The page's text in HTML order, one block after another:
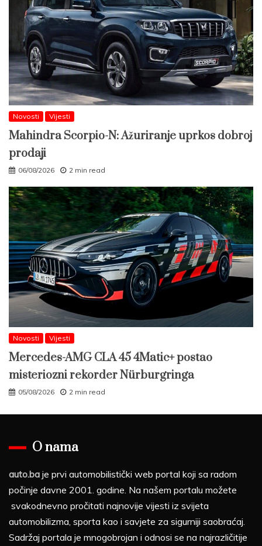
Novosti Vijesti
Mahindra Scorpio-N: Ažuriranje uprkos dobroj
prodaji
06/08/2026 2 min read
Novosti Vijesti
Mercedes-AMG CLA 45 4Matic+ postao
misteriozni rekorder Nürburgringa
05/08/2026 2 min read
O nama
auto.ba je prvi automobilistički web portal koji sa radom
počinje davne 2001. godine. Na našem portalu možete
svakodnevno pročitati najnovije vijesti iz svijeta
automobilizma, sporta kao i savjete za sigurniji saobraćaj.
Sadržaj portala je mnogobrojan i odnosi se na najrazličitije